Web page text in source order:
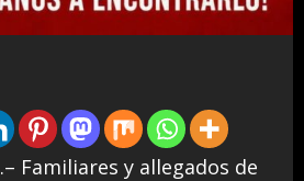
.– Familiares y allegados de